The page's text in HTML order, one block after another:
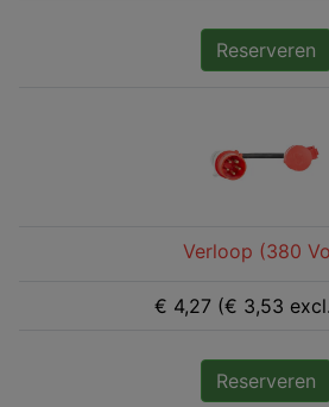
Reserveren
Verloop (380
€ 4,27 (€ 3,53
Reserveren